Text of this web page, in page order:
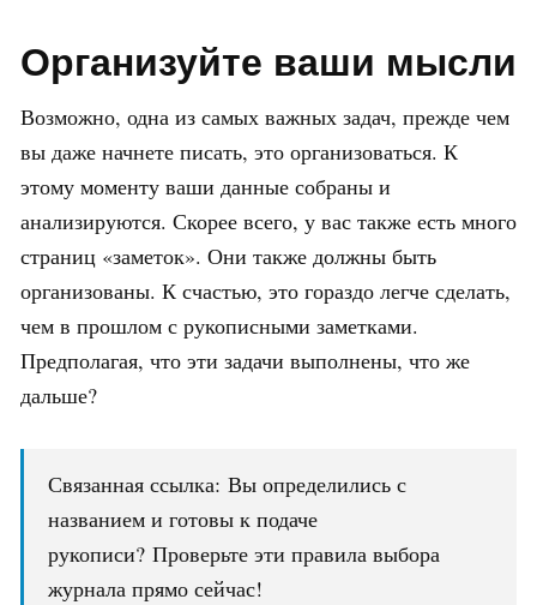
Организуйте ваши мысли
Возможно, одна из самых важных задач, прежде чем
вы даже начнете писать, это организоваться. К
этому моменту ваши данные собраны и
анализируются. Скорее всего, у вас также есть много
страниц «заметок». Они также должны быть
организованы. К счастью, это гораздо легче сделать,
чем в прошлом с рукописными заметками.
Предполагая, что эти задачи выполнены, что же
дальше?
Связанная ссылка: Вы определились с
названием и готовы к подаче
рукописи? Проверьте эти правила выбора
журнала прямо сейчас!